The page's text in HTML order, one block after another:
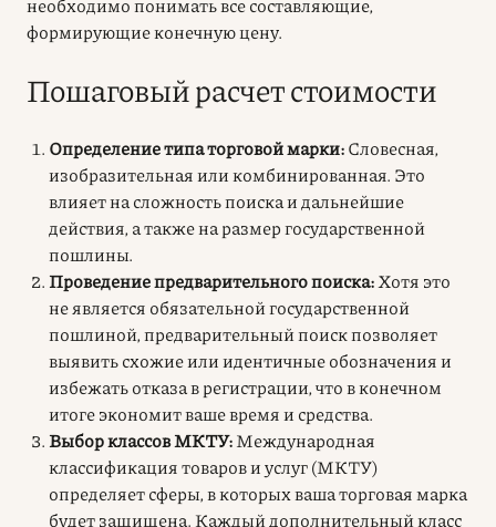
формирующие конечную цену.
Пошаговый расчет стоимости
Определение типа торговой марки:Словесная,
изобразительная или комбинированная. Это
влияет на сложность поиска и дальнейшие
действия, а также на размер государственной
пошлины.
Проведение предварительного поиска:Хотя это
не является обязательной государственной
пошлиной, предварительный поиск позволяет
выявить схожие или идентичные обозначения и
избежать отказа в регистрации, что в конечном
итоге экономит ваше время и средства.
Выбор классов МКТУ:Международная
классификация товаров и услуг (МКТУ)
определяет сферы, в которых ваша торговая марка
будет защищена. Каждый дополнительный класс